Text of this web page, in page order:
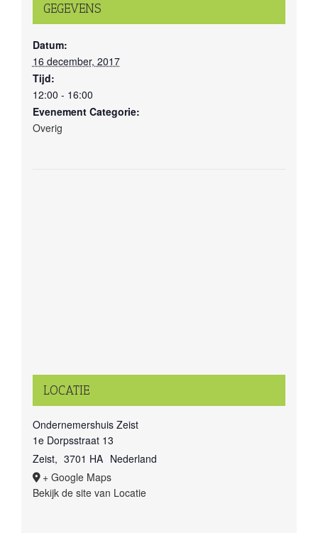
GEGEVENS
Datum:
16 december, 2017
Tijd:
12:00 - 16:00
Evenement Categorie:
Overig
LOCATIE
Ondernemershuis Zeist
1e Dorpsstraat 13
Zeist, 3701 HA Nederland
+ Google Maps
Bekijk de site van Locatie